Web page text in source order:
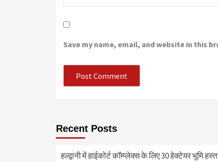
Save my name, email, and website in this
Recent Posts
हल्द्वानी में हाईकोर्ट कॉम्प्लेक्स के लिए 30 हेक्टेयर भूमि